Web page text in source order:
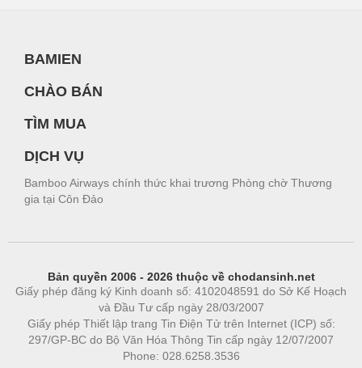
BAMIEN
CHÀO BÁN
TÌM MUA
DỊCH VỤ
Bamboo Airways chính thức khai trương Phòng chờ Thương
gia tại Côn Đảo
Bản quyền 2006 - 2026 thuộc về chodansinh.net
Giấy phép đăng ký Kinh doanh số: 4102048591 do Sở Kế Hoạch
và Đầu Tư cấp ngày 28/03/2007
Giấy phép Thiết lập trang Tin Điện Tử trên Internet (ICP) số:
297/GP-BC do Bộ Văn Hóa Thông Tin cấp ngày 12/07/2007
Phone: 028.6258.3536